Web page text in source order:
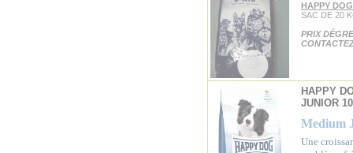
HAPPY
SAC DE 20
PRIX
HAPPY
JUNIOR
Medium
Une